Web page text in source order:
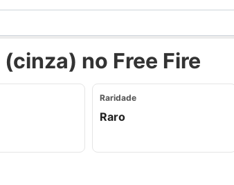
no Free Fire
Raridade
Raro